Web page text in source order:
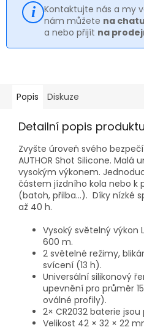
Kontaktujte nás a my
nám můžete na chatu
a nebo přijít na
Popis Diskuze
Detailní popis produktu
Zvyšte úroveň svého
AUTHOR Shot Silicone. Malá
vysokým výkonem.
částem jízdního kola nebo k
(batoh, přilba...). Díky nízké
až 40 h.
Vysoký světelný výkon
600 m.
2 světelné režimy,
svícení (13 h).
Universální silikonový
upevnění pro průměr
oválné profily).
2× CR2032 baterie jsou
Velikost 42 × 32 × 22